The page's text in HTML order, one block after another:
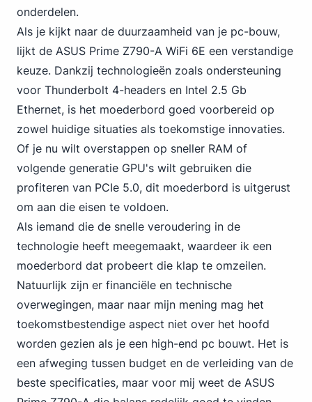
onderdelen.
Als je kijkt naar de duurzaamheid van je pc-bouw,
lijkt de ASUS Prime Z790-A WiFi 6E een verstandige
keuze. Dankzij technologieën zoals ondersteuning
voor Thunderbolt 4-headers en Intel 2.5 Gb
Ethernet, is het moederbord goed voorbereid op
zowel huidige situaties als toekomstige innovaties.
Of je nu wilt overstappen op sneller RAM of
volgende generatie GPU's wilt gebruiken die
profiteren van PCIe 5.0, dit moederbord is uitgerust
om aan die eisen te voldoen.
Als iemand die de snelle veroudering in de
technologie heeft meegemaakt, waardeer ik een
moederbord dat probeert die klap te omzeilen.
Natuurlijk zijn er financiële en technische
overwegingen, maar naar mijn mening mag het
toekomstbestendige aspect niet over het hoofd
worden gezien als je een high-end pc bouwt. Het is
een afweging tussen budget en de verleiding van de
beste specificaties, maar voor mij weet de ASUS